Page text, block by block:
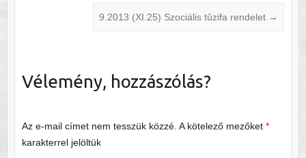
9.2013 (XI.25) Szociális tûzifa rendelet →
Vélemény, hozzászólás?
Az e-mail címet nem tesszük közzé. A kötelező mezőket *
karakterrel jelöltük